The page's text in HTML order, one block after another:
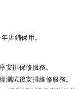
店鋪保用。
安排保修服務。
測試後安排維修服務。